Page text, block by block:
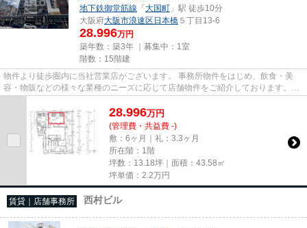
地下鉄御堂筋線 「大国町 」駅 徒歩10分
大阪府大阪市浪速区日本橋 ５丁目13-6
28.996万円
築年数：築3年 ｜募集中： 1室
階数：15階建
物件より徒歩圏内に当社営業店がございます。 事務所物件をはじめ、飲食・美
容・物販などの様々な業種のニーズに応じて店舗物件をご紹介しております。
尚、弊社ではおとり広告は一切...
28.996万円
(管理費・共益費 -)
敷：6ヶ月｜礼：3.3ヶ月
所在階：1階
坪数：13.18坪｜面積：43.58㎡
坪単価： 2.2万円
賃貸｜店舗事務所 西村ビル